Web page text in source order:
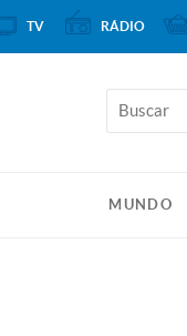
MUNDO
TV RÁDIO